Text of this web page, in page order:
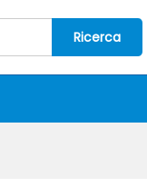
Ricerca
35,00€ IVA Inclusa